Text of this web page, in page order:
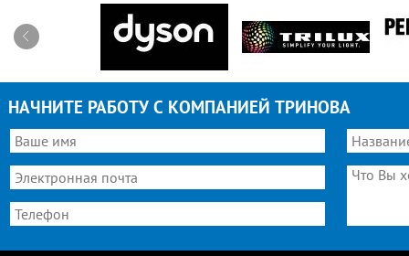
НАЧНИТЕ РАБОТУ С КОМПАНИЕЙ ТРИНОВА